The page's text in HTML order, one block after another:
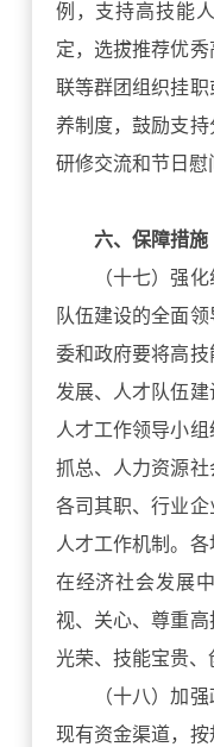
例，支持高技能
定，选拔推荐优
联等群团组织挂
养制度，鼓励支持
研修交流和节日慰
六、保障措施
（十七）强化
队伍建设的全面
委和政府要将高
发展、人才队伍
人才工作领导小
抓总、人力资源社
各司其职、行业
人才工作机制。
在经济社会发展
视、关心、尊重
光荣、技能宝贵、
（十八）加强
现有资金渠道，